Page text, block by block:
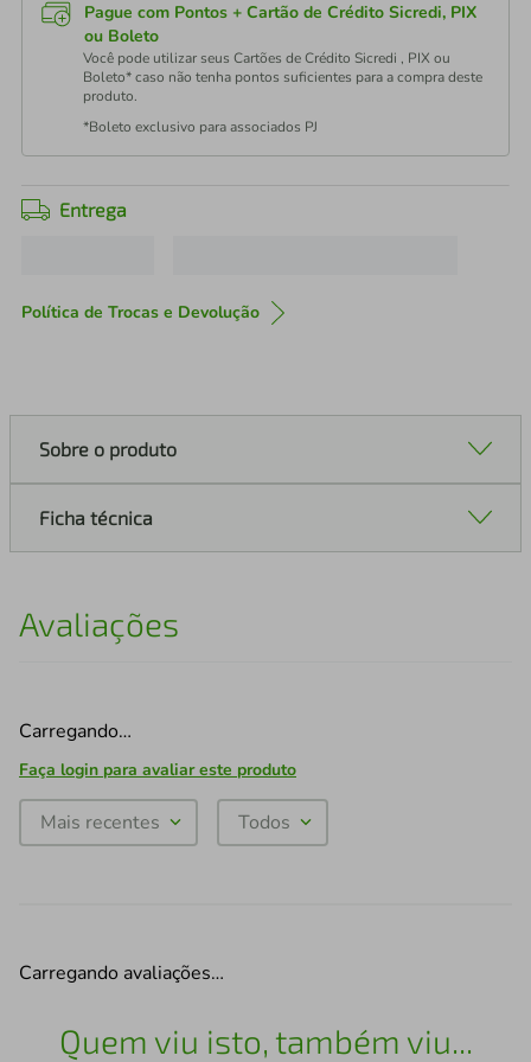
Pague com Pontos + Cartão de Crédito Sicredi, PIX
ou Boleto
Você pode utilizar seus Cartões de Crédito Sicredi , PIX ou
Boleto* caso não tenha pontos suficientes para a compra deste
produto.
*Boleto exclusivo para associados PJ
Entrega
Política de Trocas e Devolução
Sobre o produto
Ficha técnica
Avaliações
Carregando…
Faça login para avaliar este produto
Mais recentes Todos
Carregando avaliações…
Quem viu isto, também viu...